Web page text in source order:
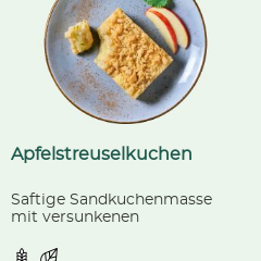
Apfelstreuselkuchen
Saftige Sandkuchenmasse
mit versunkenen
Streuseln - einzeln verpackt.